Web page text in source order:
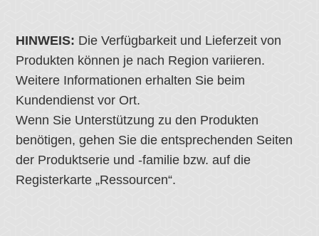
HINWEIS: Die Verfügbarkeit und Lieferzeit von
Produkten können je nach Region variieren.
Weitere Informationen erhalten Sie beim
Kundendienst vor Ort.
Wenn Sie Unterstützung zu den Produkten
benötigen, gehen Sie die entsprechenden Seiten
der Produktserie und -familie bzw. auf die
Registerkarte „Ressourcen“.